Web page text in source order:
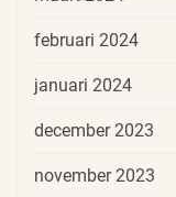
februari 2024
januari 2024
december 2023
november 2023